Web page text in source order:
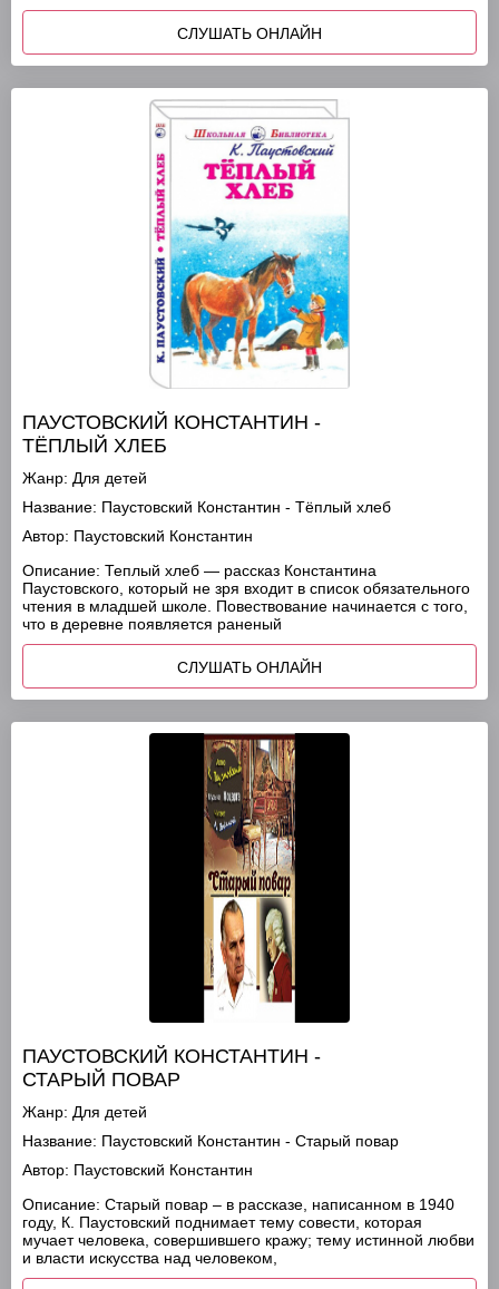
СЛУШАТЬ ОНЛАЙН
ПАУСТОВСКИЙ КОНСТАНТИН -
ТЁПЛЫЙ ХЛЕБ
Жанр: Для детей
Название: Паустовский Константин - Тёплый хлеб
Автор: Паустовский Константин
Описание: Теплый хлеб — рассказ Константина
Паустовского, который не зря входит в список обязательного
чтения в младшей школе. Повествование начинается с того,
что в деревне появляется раненый
СЛУШАТЬ ОНЛАЙН
ПАУСТОВСКИЙ КОНСТАНТИН -
СТАРЫЙ ПОВАР
Жанр: Для детей
Название: Паустовский Константин - Старый повар
Автор: Паустовский Константин
Описание: Старый повар – в рассказе, написанном в 1940
году, К. Паустовский поднимает тему совести, которая
мучает человека, совершившего кражу; тему истинной любви
и власти искусства над человеком,